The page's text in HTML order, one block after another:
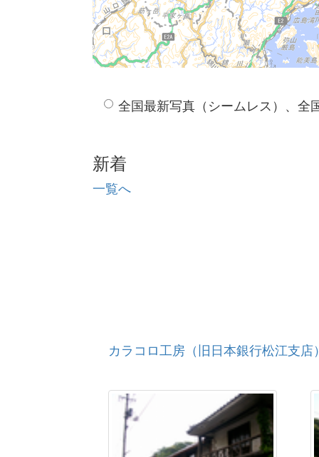
全国最新写真（シームレス）、全
新着
一覧へ
カラコロ工房（旧日本銀行松江支店